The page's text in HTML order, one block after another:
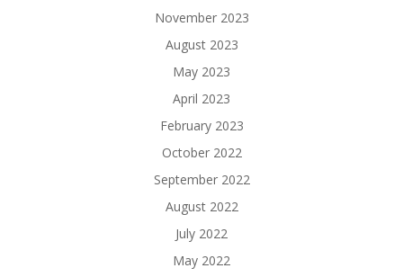
November 2023
August 2023
May 2023
April 2023
February 2023
October 2022
September 2022
August 2022
July 2022
May 2022